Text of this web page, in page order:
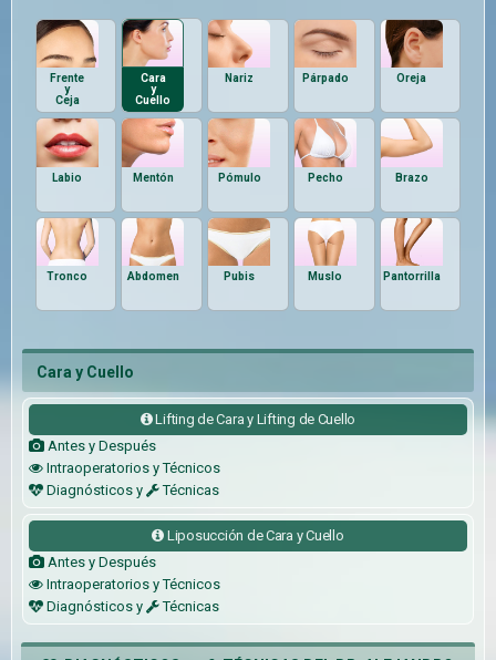
Frente
y
Ceja
Cara
y
Cuello
Nariz Párpado Oreja
Labio Mentón Pómulo Pecho Brazo
Tronco Abdomen Pubis Muslo Pantorrilla
Cara y Cuello
Lifting de Cara y Lifting de Cuello
Antes y Después
Intraoperatorios y Técnicos
Diagnósticos y
Técnicas
Liposucción de Cara y Cuello
Antes y Después
Intraoperatorios y Técnicos
Diagnósticos y
Técnicas